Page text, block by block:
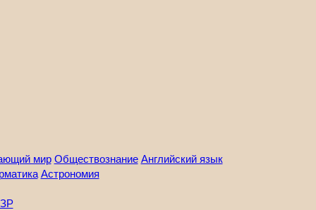
мир Обществознание Английский язык
Астрономия